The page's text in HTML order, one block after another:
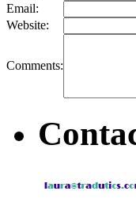
Email:
Website:
Comments: